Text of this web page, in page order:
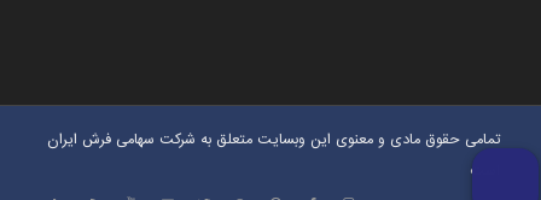
تمامی حقوق مادی و معنوی این وبسایت متعلق به شرکت سهامی فرش ایران
است